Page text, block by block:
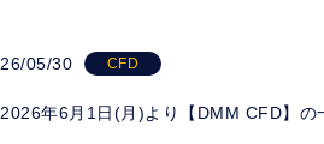
26/05/30 CFD
2026年6月1日(月)より【DMM CFD】の